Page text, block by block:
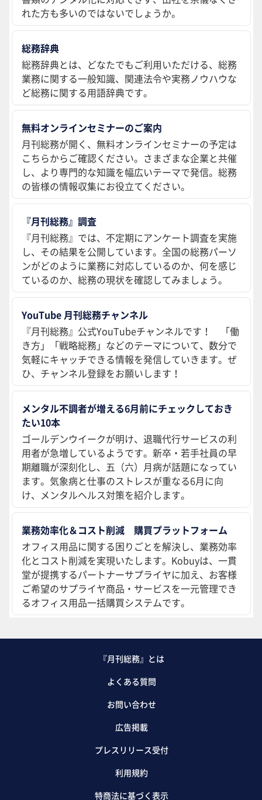
れた方も多いのではないでしょうか。
総務辞典
総務辞典とは、どなたでもご利用いただける、総務
業務に関する一般知識、関連法令や実務ノウハウな
ど総務に関する用語辞典です。
無料オンラインセミナーのご案内
月刊総務が開く、無料オンラインセミナーの予定は
こちらからご確認ください。さまざまな企業と共催
し、より専門的な知識を幅広いテーマで発信。総務
の皆様の情報収集にお役立てください。
『月刊総務』調査
『月刊総務』では、不定期にアンケート調査を実施
し、その結果を公開しています。全国の総務パーソ
ンがどのように業務に対応しているのか、何を感じ
ているのか、総務の現状を確認してみましょう。
YouTube 月刊総務チャンネル
『月刊総務』公式YouTubeチャンネルです！ 「働
き方」「戦略総務」などのテーマについて、数分で
気軽にキャッチできる情報を発信していきます。ぜ
ひ、チャンネル登録をお願いします！
メンタル不調者が増える6月前にチェックしておき
たい10本
ゴールデンウイークが明け、退職代行サービスの利
用者が急増しているようです。新卒・若手社員の早
期離職が深刻化し、五（六）月病が話題になってい
ます。気象病と仕事のストレスが重なる6月に向
け、メンタルヘルス対策を紹介します。
業務効率化＆コスト削減 購買プラットフォーム
オフィス用品に関する困りごとを解決し、業務効率
化とコスト削減を実現いたします。Kobuyは、一貫
堂が提携するパートナーサプライヤに加え、お客様
ご希望のサプライヤ商品・サービスを一元管理でき
るオフィス用品一括購買システムです。
『月刊総務』とは
よくある質問
お問い合わせ
広告掲載
プレスリリース受付
利用規約
特商法に基づく表示